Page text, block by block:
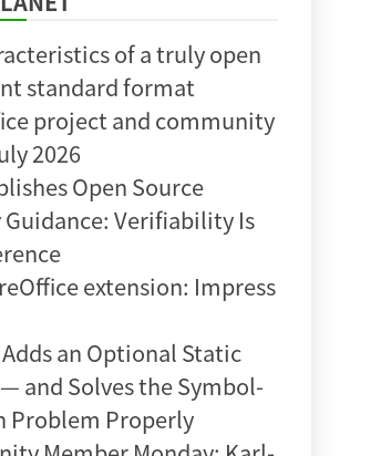
of a truly open
standard format
project and community
2026
Open Source
Verifiability Is
extension: Impress
an Optional Static
and Solves the Symbol-
Problem Properly